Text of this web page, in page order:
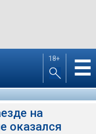
18+ ☰
на
оказался